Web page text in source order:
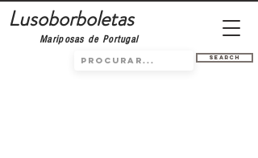
Lusoborboletas
Mariposas de Portugal
Search